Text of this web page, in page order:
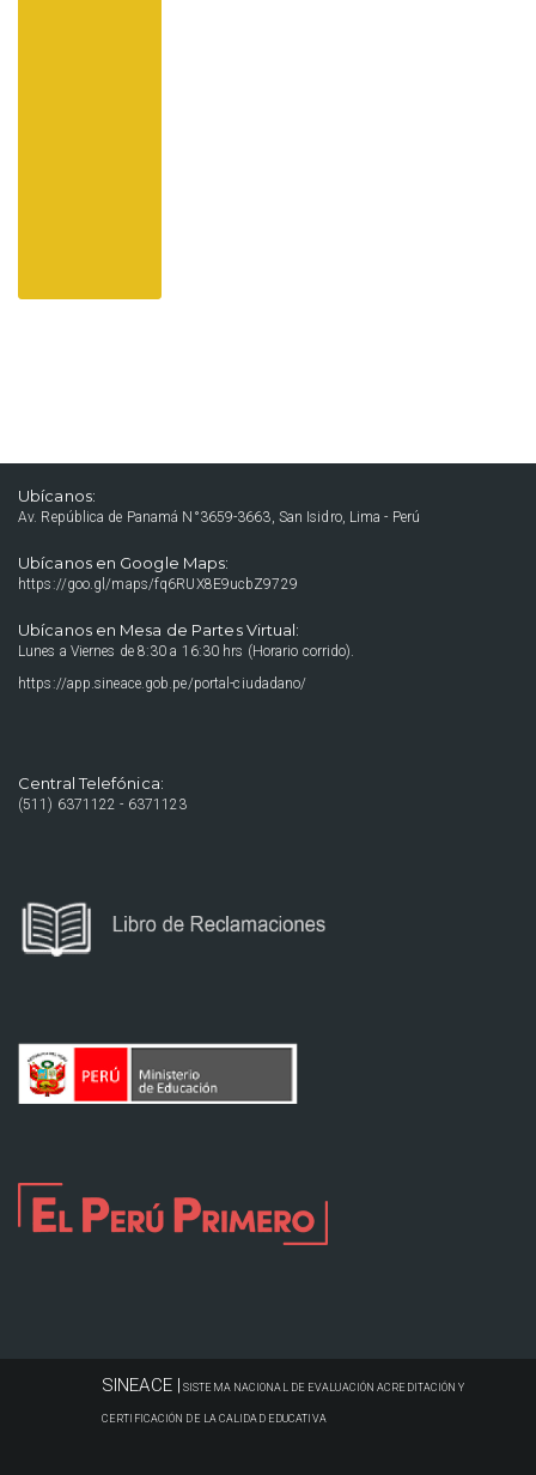
Ubícanos:
Av. República de Panamá N°3659-3663, San Isidro, Lima - Perú
Ubícanos en Google Maps:
https://goo.gl/maps/fq6RUX8E9ucbZ9729
Ubícanos en Mesa de Partes Virtual:
Lunes a Viernes de 8:30 a 16:30 hrs (Horario corrido).
https://app.sineace.gob.pe/portal-ciudadano/
Central Telefónica:
(511) 6371122 - 6371123
SINEACE | SISTEMA NACIONAL DE EVALUACIÓN ACREDITACIÓN Y
CERTIFICACIÓN DE LA CALIDAD EDUCATIVA